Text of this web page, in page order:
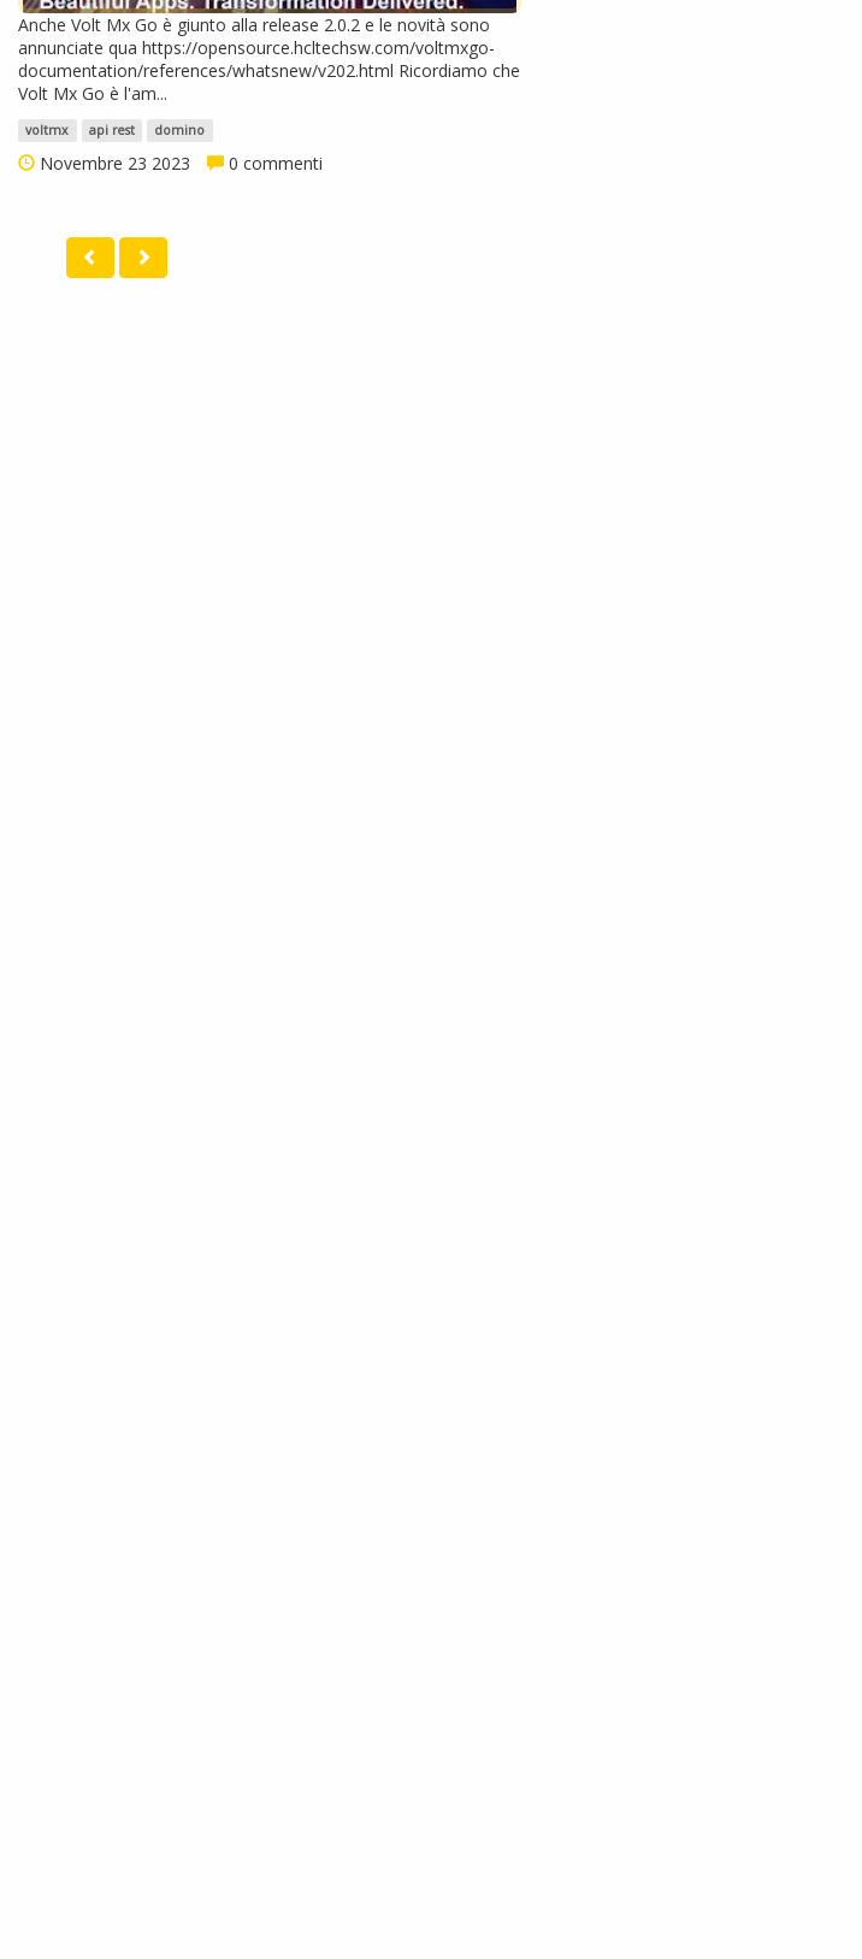
Anche Volt Mx Go è giunto alla release 2.0.2 e le novità sono
annunciate qua https://opensource.hcltechsw.com/voltmxgo-
documentation/references/whatsnew/v202.html Ricordiamo che
Volt Mx Go è l'am...
voltmx api rest domino
Novembre 23 2023 0 commenti